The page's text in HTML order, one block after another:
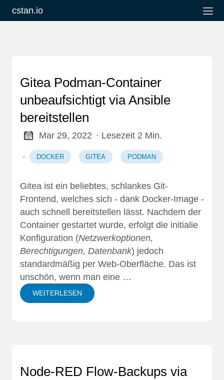
cstan.io
Gitea Podman-Container
unbeaufsichtigt via Ansible
bereitstellen
Mar 29, 2022 · Lesezeit 2 Min.
· DOCKER GITEA PODMAN
Gitea ist ein beliebtes, schlankes Git-
Frontend, welches sich - dank Docker-Image -
auch schnell bereitstellen lässt. Nachdem der
Container gestartet wurde, erfolgt die initialie
Konfiguration (Netzwerkoptionen,
Berechtigungen, Datenbank) jedoch
standardmäßig per Web-Oberfläche. Das ist
unschön, wenn man eine …
WEITERLESEN
Node-RED Flow-Backups via